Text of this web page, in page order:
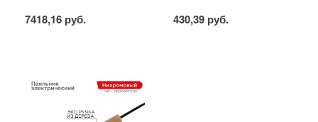
7418,16 руб. 430,39 руб.